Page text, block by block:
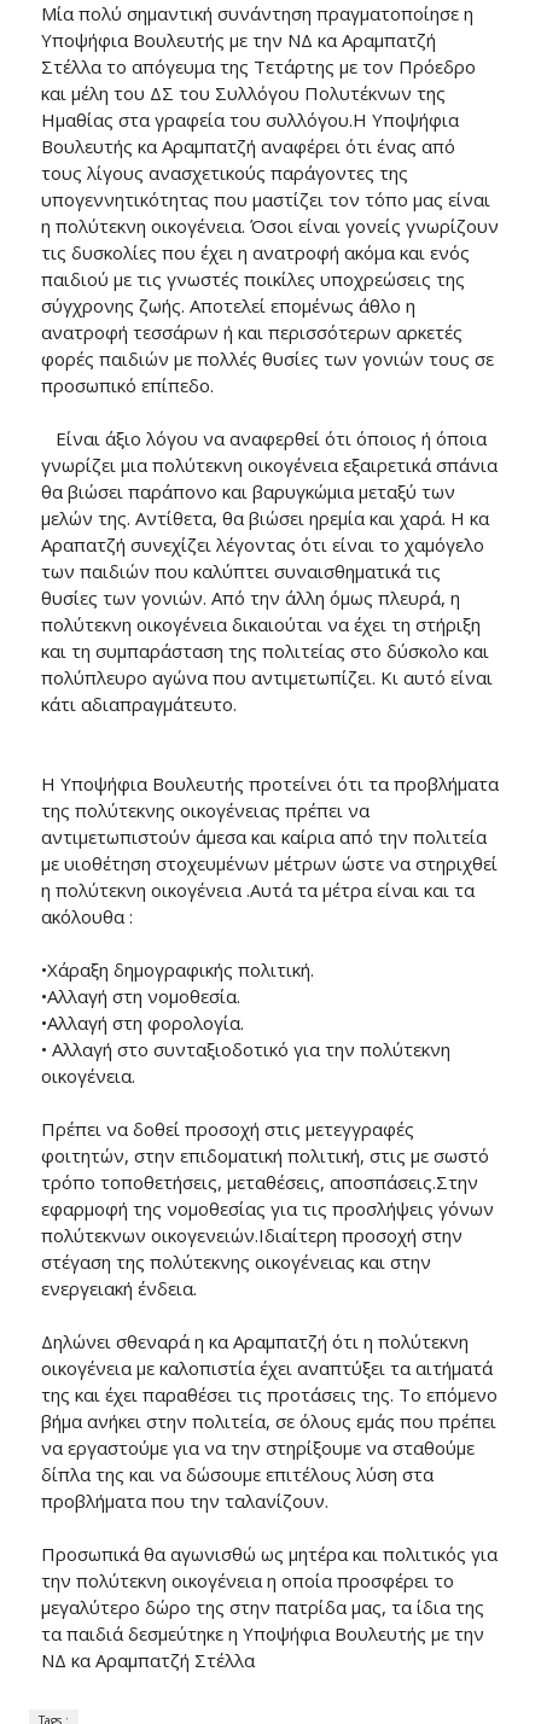
Μία πολύ σημαντική συνάντηση πραγματοποίησε η
Υποψήφια Βουλευτής με την ΝΔ κα Αραμπατζή
Στέλλα το απόγευμα της Τετάρτης με τον Πρόεδρο
και μέλη του ΔΣ του Συλλόγου Πολυτέκνων της
Ημαθίας στα γραφεία του συλλόγου.Η Υποψήφια
Βουλευτής κα Αραμπατζή αναφέρει ότι ένας από
τους λίγους ανασχετικούς παράγοντες της
υπογεννητικότητας που μαστίζει τον τόπο μας είναι
η πολύτεκνη οικογένεια. Όσοι είναι γονείς γνωρίζουν
τις δυσκολίες που έχει η ανατροφή ακόμα και ενός
παιδιού με τις γνωστές ποικίλες υποχρεώσεις της
σύγχρονης ζωής. Αποτελεί επομένως άθλο η
ανατροφή τεσσάρων ή και περισσότερων αρκετές
φορές παιδιών με πολλές θυσίες των γονιών τους σε
προσωπικό επίπεδο.
Είναι άξιο λόγου να αναφερθεί ότι όποιος ή όποια
γνωρίζει μια πολύτεκνη οικογένεια εξαιρετικά σπάνια
θα βιώσει παράπονο και βαρυγκώμια μεταξύ των
μελών της. Αντίθετα, θα βιώσει ηρεμία και χαρά. Η κα
Αραπατζή συνεχίζει λέγοντας ότι είναι το χαμόγελο
των παιδιών που καλύπτει συναισθηματικά τις
θυσίες των γονιών. Από την άλλη όμως πλευρά, η
πολύτεκνη οικογένεια δικαιούται να έχει τη στήριξη
και τη συμπαράσταση της πολιτείας στο δύσκολο και
πολύπλευρο αγώνα που αντιμετωπίζει. Κι αυτό είναι
κάτι αδιαπραγμάτευτο.
Η Υποψήφια Βουλευτής προτείνει ότι τα προβλήματα
της πολύτεκνης οικογένειας πρέπει να
αντιμετωπιστούν άμεσα και καίρια από την πολιτεία
με υιοθέτηση στοχευμένων μέτρων ώστε να στηριχθεί
η πολύτεκνη οικογένεια .Αυτά τα μέτρα είναι και τα
ακόλουθα :
•Χάραξη δημογραφικής πολιτική.
•Αλλαγή στη νομοθεσία.
•Αλλαγή στη φορολογία.
• Αλλαγή στο συνταξιοδοτικό για την πολύτεκνη
οικογένεια.
Πρέπει να δοθεί προσοχή στις μετεγγραφές
φοιτητών, στην επιδοματική πολιτική, στις με σωστό
τρόπο τοποθετήσεις, μεταθέσεις, αποσπάσεις.Στην
εφαρμοφή της νομοθεσίας για τις προσλήψεις γόνων
πολύτεκνων οικογενειών.Ιδιαίτερη προσοχή στην
στέγαση της πολύτεκνης οικογένειας και στην
ενεργειακή ένδεια.
Δηλώνει σθεναρά η κα Αραμπατζή ότι η πολύτεκνη
οικογένεια με καλοπιστία έχει αναπτύξει τα αιτήματά
της και έχει παραθέσει τις προτάσεις της. Το επόμενο
βήμα ανήκει στην πολιτεία, σε όλους εμάς που πρέπει
να εργαστούμε για να την στηρίξουμε να σταθούμε
δίπλα της και να δώσουμε επιτέλους λύση στα
προβλήματα που την ταλανίζουν.
Προσωπικά θα αγωνισθώ ως μητέρα και πολιτικός για
την πολύτεκνη οικογένεια η οποία προσφέρει το
μεγαλύτερο δώρο της στην πατρίδα μας, τα ίδια της
τα παιδιά δεσμεύτηκε η Υποψήφια Βουλευτής με την
ΝΔ κα Αραμπατζή Στέλλα